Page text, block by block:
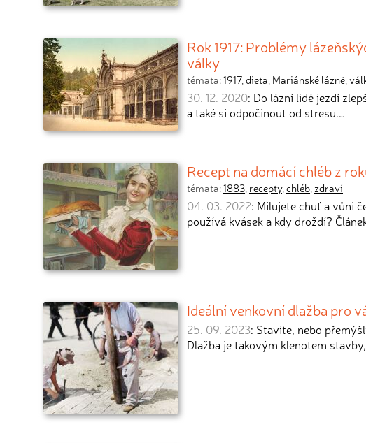
Rok 1917: Problémy
války
témata:1917,dieta, Mariánské lázně,
30. 12. 2020: Do lázní lidé jezdí
a také si odpočinout od stresu.…
Recept na domácí chléb z
témata:1883, recepty,chléb, zdraví
04. 03. 2022: Milujete chuť a vůni
používá kvásek a kdy droždí?
Ideální venkovní dlažba pro
25. 09. 2023: Stavíte, nebo
Dlažba je takovým klenotem